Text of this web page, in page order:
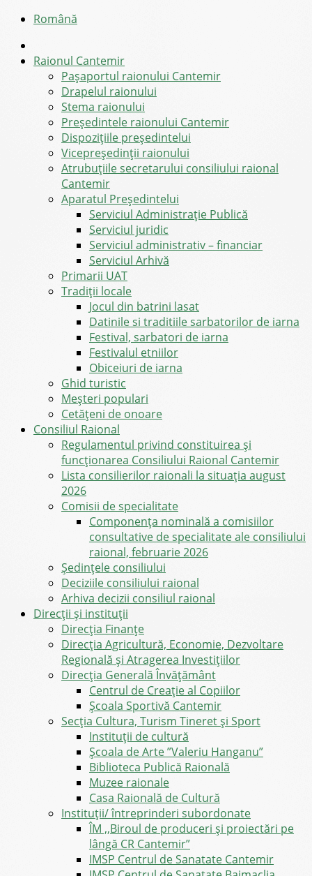
Română
Raionul Cantemir
Pașaportul raionului Cantemir
Drapelul raionului
Stema raionului
Preşedintele raionului Cantemir
Dispozițiile președintelui
Vicepreşedinţii raionului
Atrubuțiile secretarului consiliului raional
Cantemir
Aparatul Preşedintelui
Serviciul Administraţie Publică
Serviciul juridic
Serviciul administrativ – financiar
Serviciul Arhivă
Primarii UAT
Tradiții locale
Jocul din batrini lasat
Datinile si traditiile sarbatorilor de iarna
Festival, sarbatori de iarna
Festivalul etniilor
Obiceiuri de iarna
Ghid turistic
Meşteri populari
Cetățeni de onoare
Consiliul Raional
Regulamentul privind constituirea şi
funcţionarea Consiliului Raional Cantemir
Lista consilierilor raionali la situația august
2026
Comisii de specialitate
Componența nominală a comisiilor
consultative de specialitate ale consiliului
raional, februarie 2026
Şedinţele consiliului
Deciziile consiliului raional
Arhiva decizii consiliul raional
Direcții și instituții
Direcţia Finanţe
Direcția Agricultură, Economie, Dezvoltare
Regională și Atragerea Investițiilor
Direcția Generală Învățământ
Centrul de Creație al Copiilor
Școala Sportivă Cantemir
Secția Cultura, Turism Tineret și Sport
Instituții de cultură
Școala de Arte ”Valeriu Hanganu”
Biblioteca Publică Raională
Muzee raionale
Casa Raională de Cultură
Instituții/ întreprinderi subordonate
ÎM ,,Biroul de produceri și proiectări pe
lângă CR Cantemir”
IMSP Centrul de Sanatate Cantemir